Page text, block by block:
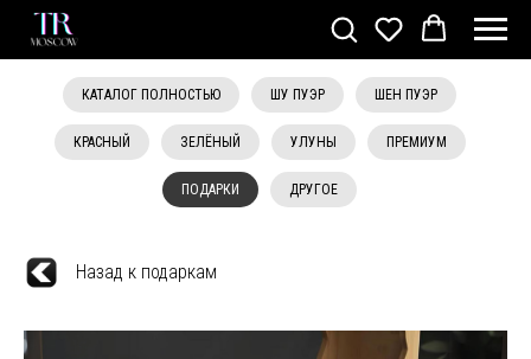
КАТАЛОГ ПОЛНОСТЬЮ ШУ ПУЭР ШЕН ПУЭР
КРАСНЫЙ ЗЕЛЁНЫЙ УЛУНЫ ПРЕМИУМ
ПОДАРКИ ДРУГОЕ
Назад к подаркам